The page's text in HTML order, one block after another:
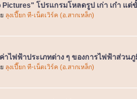
Pictures" โปรแกรมโหลดรูป เก่า เก๋า แ
ลุงเปี๊ยก ที-เน็ตเวิร์ค (อ.สากเหล็ก)
าไฟฟ้าประเภทต่าง ๆ ของการไฟฟ้าส่วน
ลุงเปี๊ยก ที-เน็ตเวิร์ค (อ.สากเหล็ก)